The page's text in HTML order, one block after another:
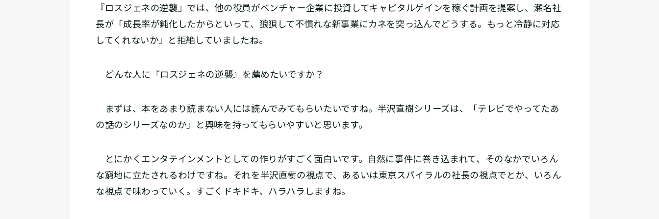
『ロスジェネの逆襲』では、他の役員がベンチャー企業に投資してキャピタルゲインを稼ぐ計画を提案し、瀬名社
長が「成長率が鈍化したからといって、狼狽して不慣れな新事業にカネを突っ込んでどうする。もっと冷静に対応
してくれないか」と拒絶していましたね。
―― どんな人に『ロスジェネの逆襲』を薦めたいですか？
まずは、本をあまり読まない人には読んでみてもらいたいですね。半沢直樹シリーズは、「テレビでやってたあ
の話のシリーズなのか」と興味を持ってもらいやすいと思います。
とにかくエンタテインメントとしての作りがすごく面白いです。自然に事件に巻き込まれて、そのなかでいろん
な窮地に立たされるわけですね。それを半沢直樹の視点で、あるいは東京スパイラルの社長の視点でとか、いろん
な視点で味わっていく。すごくドキドキ、ハラハラしますね。